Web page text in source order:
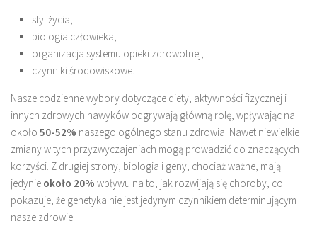
styl życia,
biologia człowieka,
organizacja systemu opieki zdrowotnej,
czynniki środowiskowe.
Nasze codzienne wybory dotyczące diety, aktywności fizycznej i
innych zdrowych nawyków odgrywają główną rolę, wpływając na
około 50-52% naszego ogólnego stanu zdrowia. Nawet niewielkie
zmiany w tych przyzwyczajeniach mogą prowadzić do znaczących
korzyści. Z drugiej strony, biologia i geny, chociaż ważne, mają
jedynie około 20% wpływu na to, jak rozwijają się choroby, co
pokazuje, że genetyka nie jest jedynym czynnikiem determinującym
nasze zdrowie.